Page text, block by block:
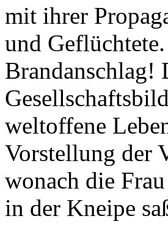
mit ihrer
und
Brandanschlag!
weltoffene
Vorstellung der
wonach die
in der Kneipe